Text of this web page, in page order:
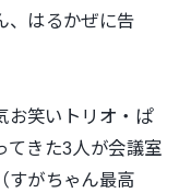
、はるかぜに告
お笑いトリオ・ぱ
てきた3人が会議室
すがちゃん最高